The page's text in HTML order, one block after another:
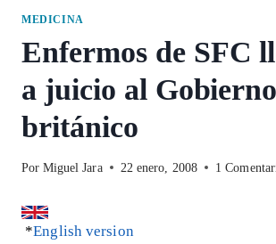
MEDICINA
Enfermos de SFC
a juicio al Gobierno
británico
Por Miguel Jara 22 enero, 2008 1
*English version